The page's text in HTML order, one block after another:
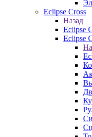
Eclipse Cross
Назад
Eclipse
Eclipse